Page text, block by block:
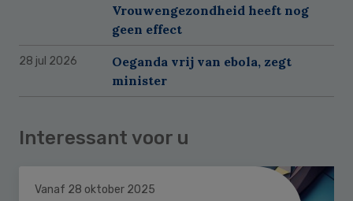
Vrouwengezondheid heeft nog
geen effect
28 jul 2026
Oeganda vrij van ebola, zegt
minister
Interessant voor u
Vanaf 28 oktober 2025